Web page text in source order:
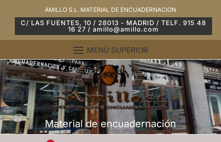
contenido
AMILLO S.L. MATERIAL DE ENCUADERNACION
C/ LAS FUENTES, 10 / 28013 - MADRID / TELF. 915 48
16 27 / amillo@amillo.com
MENÚ SUPERIOR
Material de encuadernación